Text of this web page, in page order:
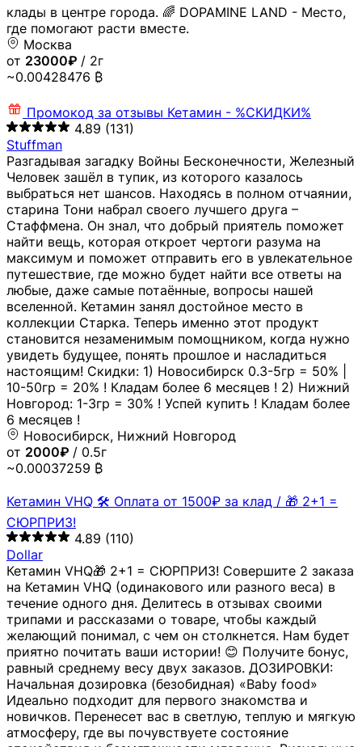
клады в центре города. 🌈 DOPAMINE LAND - Место,
где помогают расти вместе.
Москва
от 23000₽ / 2г
~0.00428476 ₿
Промокод за отзывы Кетамин - %СКИДКИ%
4.89 (131)
Stuffman
Разгадывая загадку Войны Бесконечности, Железный
Человек зашёл в тупик, из которого казалось
выбраться нет шансов. Находясь в полном отчаянии,
старина Тони набрал своего лучшего друга –
Стаффмена. Он знал, что добрый приятель поможет
найти вещь, которая откроет чертоги разума на
максимум и поможет отправить его в увлекательное
путешествие, где можно будет найти все ответы на
любые, даже самые потаённые, вопросы нашей
вселенной. Кетамин занял достойное место в
коллекции Старка. Теперь именно этот продукт
становится незаменимым помощником, когда нужно
увидеть будущее, понять прошлое и насладиться
настоящим! Скидки: 1) Новосибирск 0.3-5гр = 50% |
10-50гр = 20% ! Кладам более 6 месяцев ! 2) Нижний
Новгород: 1-3гр = 30% ! Успей купить ! Кладам более
6 месяцев !
Новосибирск, Нижний Новгород
от 2000₽ / 0.5г
~0.00037259 ₿
Кетамин VHQ 🛠 Оплата от 1500₽ за клад / 🎁 2+1 =
СЮРПРИЗ!
4.89 (110)
Dollar
Кетамин VHQ🎁 2+1 = СЮРПРИЗ! Совершите 2 заказа
на Кетамин VHQ (одинакового или разного веса) в
течение одного дня. Делитесь в отзывах своими
трипами и рассказами о товаре, чтобы каждый
желающий понимал, с чем он столкнется. Нам будет
приятно почитать ваши истории! 😊 Получите бонус,
равный среднему весу двух заказов. ДОЗИРОВКИ:
Начальная дозировка (безобидная) «Baby food»
Идеально подходит для первого знакомства и
новичков. Перенесет вас в светлую, теплую и мягкую
атмосферу, где вы почувствуете состояние